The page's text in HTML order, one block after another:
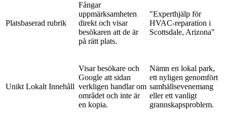
Platsbaserad rubrik
Fångar
uppmärksamheten
direkt och visar
besökaren att de är
på rätt plats.
"Experthjälp för
HVAC-reparation i
Scottsdale, Arizona"
Unikt Lokalt Innehåll
Visar besökare och
Google att sidan
verkligen handlar om
området och inte är
en kopia.
Nämn en lokal park,
ett nyligen genomfört
samhällsevenemang
eller ett vanligt
grannskapsproblem.